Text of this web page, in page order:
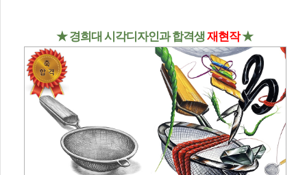
★ 경희대 시각디자인과 합격생재현작★